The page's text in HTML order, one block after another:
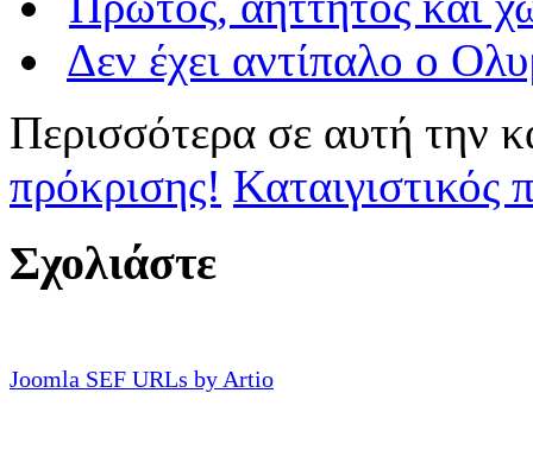
Δεν έχει αντίπαλο ο
Περισσότερα σε αυτή την
πρόκρισης!
Σχολιάστε
Joomla SEF URLs by Artio